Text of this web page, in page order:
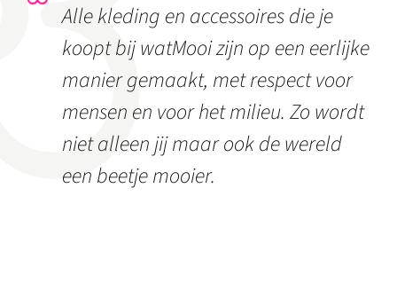
Alle kleding en accessoires die je
koopt bij watMooi zijn op een eerlijke
manier gemaakt, met respect voor
mensen en voor het milieu. Zo wordt
niet alleen jij maar ook de wereld
een beetje mooier.